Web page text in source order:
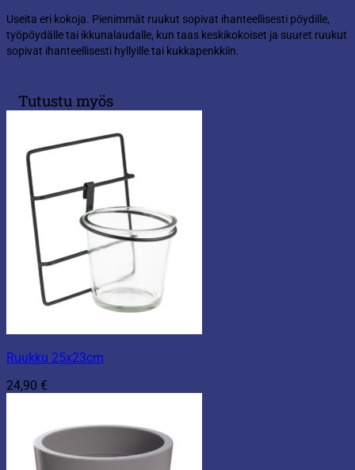
Useita eri kokoja. Pienimmät ruukut sopivat ihanteellisesti pöydille,
työpöydälle tai ikkunalaudalle, kun taas keskikokoiset ja suuret ruukut
sopivat ihanteellisesti hyllyille tai kukkapenkkiin.
Tutustu myös
Ruukku 25x23cm
24,90 €